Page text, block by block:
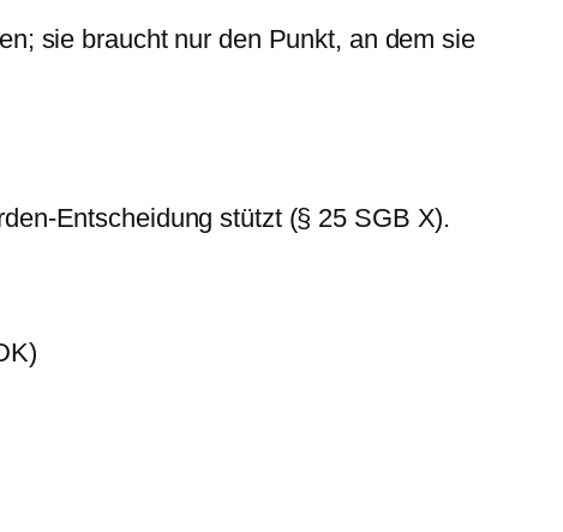
sie braucht nur den Punkt, an dem sie
Entscheidung stützt (§ 25 SGB X).